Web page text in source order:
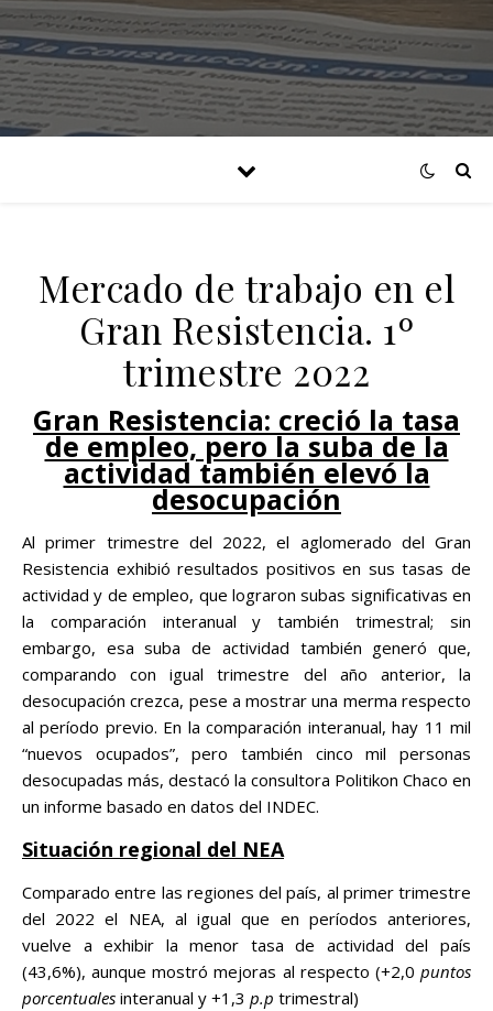
Mercado de trabajo en el
Gran Resistencia. 1º
trimestre 2022
Gran Resistencia: creció la tasa
de empleo, pero la suba de la
actividad también elevó la
desocupación
Al primer trimestre del 2022, el aglomerado del Gran
Resistencia exhibió resultados positivos en sus tasas de
actividad y de empleo, que lograron subas significativas en
la comparación interanual y también trimestral; sin
embargo, esa suba de actividad también generó que,
comparando con igual trimestre del año anterior, la
desocupación crezca, pese a mostrar una merma respecto
al período previo. En la comparación interanual, hay 11 mil
“nuevos ocupados”, pero también cinco mil personas
desocupadas más, destacó la consultora Politikon Chaco en
un informe basado en datos del INDEC.
Situación regional del NEA
Comparado entre las regiones del país, al primer trimestre
del 2022 el NEA, al igual que en períodos anteriores,
vuelve a exhibir la menor tasa de actividad del país
(43,6%), aunque mostró mejoras al respecto (+2,0 puntos
porcentuales interanual y +1,3 p.p trimestral)